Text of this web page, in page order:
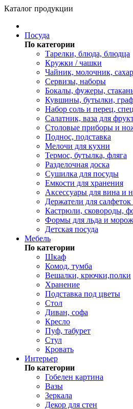
Каталог продукции
Посуда
По категории
Тарелки, блюда, блюдца
Кружки / чашки
Чайник, молочник,
Сервизы, наборы
Бокалы, фужеры,
Кувшины, бутылки,
Набор соль и перец,
Салатник, ваза для
Столовые приборы и
Поднос, подставка
Мелочи для кухни
Термос, бутылка, фляга
Разделочная доска
Сушилка для посуды
Емкости для хранения
Аксессуары для вина и
Держатели для
Кастрюли, сковороды,
Формы для льда и
Детская посуда
Мебель
По категории
Шкаф
Комод, тумба
Вешалки, крючки,полки
Хранение
Подставка под цветы
Стол
Диван, софа
Кресло
Пуф, табурет
Стул
Кровать
Интерьер
По категории
Гобелен картина
Вазы
Зеркала
Декор для стен